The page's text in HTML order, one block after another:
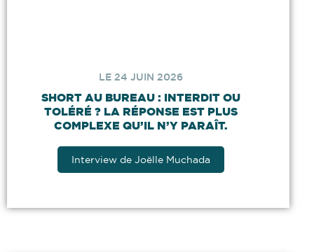
LE 24 JUIN 2026
SHORT AU BUREAU : INTERDIT OU
TOLÉRÉ ? LA RÉPONSE EST PLUS
COMPLEXE QU’IL N’Y PARAÎT.
Interview de Joëlle Muchada